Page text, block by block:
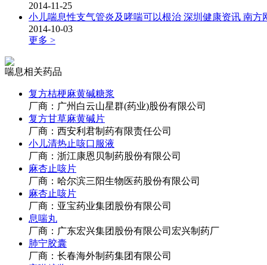
2014-11-25
小儿喘息性支气管炎及哮喘可以根治 深圳健康资讯 南方
2014-10-03
更多 >
喘息相关药品
复方桔梗麻黄碱糖浆
厂商：广州白云山星群(药业)股份有限公司
复方甘草麻黄碱片
厂商：西安利君制药有限责任公司
小儿清热止咳口服液
厂商：浙江康恩贝制药股份有限公司
麻杏止咳片
厂商：哈尔滨三阳生物医药股份有限公司
麻杏止咳片
厂商：亚宝药业集团股份有限公司
息喘丸
厂商：广东宏兴集团股份有限公司宏兴制药厂
肺宁胶囊
厂商：长春海外制药集团有限公司